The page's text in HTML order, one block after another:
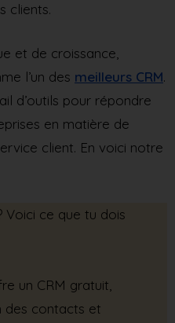
clients.
et de croissance,
l’un des meilleurs CRM.
d’outils pour répondre
en matière de
client. En voici notre
Voici ce que tu dois
un CRM gratuit,
des contacts et